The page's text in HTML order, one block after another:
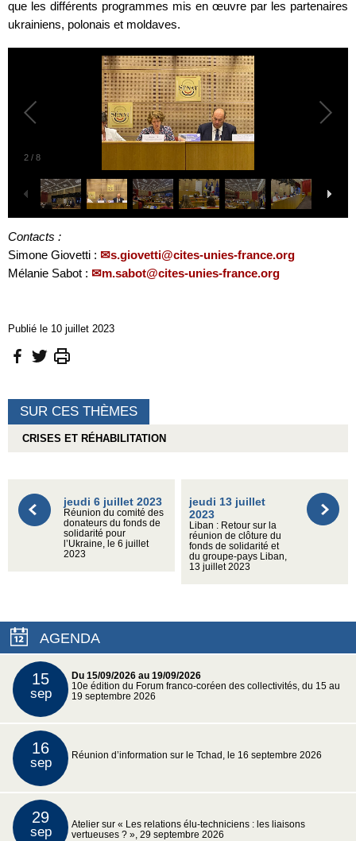
que les différents programmes mis en œuvre par les partenaires
ukrainiens, polonais et moldaves.
2 / 8
Contacts :
Simone Giovetti :
s.giovetti@cites-unies-france.org
Mélanie Sabot :
m.sabot@cites-unies-france.org
Publié le 10 juillet 2023
SUR CES THÈMES
CRISES ET RÉHABILITATION
jeudi 6 juillet 2023
Réunion du comité des
donateurs du fonds de
solidarité pour
l’Ukraine, le 6 juillet
2023
jeudi 13 juillet
2023
Liban : Retour sur la
réunion de clôture du
fonds de solidarité et
du groupe-pays Liban,
13 juillet 2023
AGENDA
15
sep
Du 15/09/2026 au 19/09/2026
10e édition du Forum franco-coréen des collectivités, du 15 au
19 septembre 2026
16
sep Réunion d’information sur le Tchad, le 16 septembre 2026
29
sep
Atelier sur « Les relations élu-techniciens : les liaisons
vertueuses ? », 29 septembre 2026